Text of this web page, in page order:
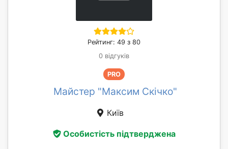
Рейтинг: 49 з 80
0 відгуків
PRO
Майстер "Максим Скічко"
Київ
Особистість підтверджена